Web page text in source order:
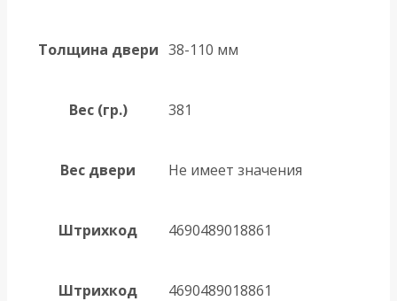
Толщина двери 38-110 мм
Вес (гр.) 381
Вес двери Не имеет значения
Штрихкод 4690489018861
Штрихкод 4690489018861